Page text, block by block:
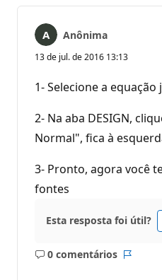
Anônima
13 de jul. de 2016 13:13
1- Selecione a equação
2- Na aba DESIGN,
Normal", fica à
3- Pronto, agora você
fontes
Esta resposta foi útil?
0 comentários
Sem